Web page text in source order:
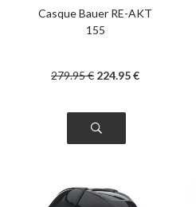
Casque Bauer RE-AKT
155
279.95€ 224.95€